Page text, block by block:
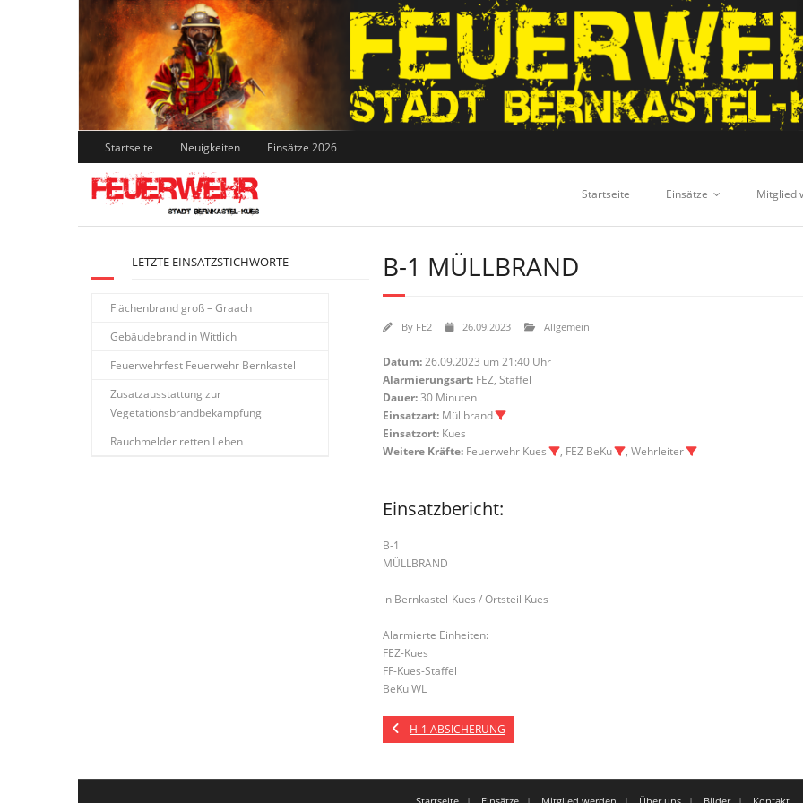
Skip
to
content
Startseite Neuigkeiten Einsätze 2026
Startseite Einsätze Mitglied
B-1 MÜLLBRAND
By FE2 26.09.2023 Allgemein
Datum:26.09.2023 um 21:40 Uhr
Alarmierungsart: FEZ, Staffel
Dauer:30 Minuten
Einsatzart: Müllbrand
Einsatzort: Kues
Weitere Kräfte: Feuerwehr Kues , FEZ BeKu , Wehrleiter
Einsatzbericht:
B-1
MÜLLBRAND
in Bernkastel-Kues / Ortsteil Kues
Alarmierte Einheiten:
FEZ-Kues
FF-Kues-Staffel
BeKu WL
H-1 ABSICHERUNG
LETZTE EINSATZSTICHWORTE
Flächenbrand groß – Graach
Gebäudebrand in Wittlich
Feuerwehrfest Feuerwehr Bernkastel
Zusatzausstattung zur
Vegetationsbrandbekämpfung
Rauchmelder retten Leben